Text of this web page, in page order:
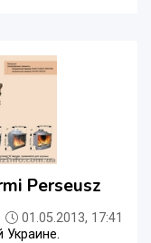
Perseusz
01.05.2013, 17:41
Украине.